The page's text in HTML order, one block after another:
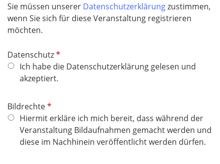
Sie müssen unserer Datenschutzerklärungzustimmen,
wenn Sie sich für diese Veranstaltung registrieren
möchten.
DatenschutzP
f
l
h
t
f
Ich habe die Datenschutzerklärung gelesen und
akzeptiert.
BildrechteP
f
l
i
Hiermit erkläre ich mich bereit, dass während der
Veranstaltung Bildaufnahmen gemacht werden und
diese im Nachhinein veröffentlicht werden dürfen.